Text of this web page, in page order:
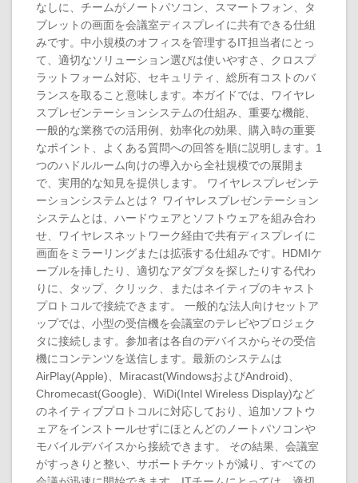
なしに、チームがノートパソコン、スマートフォン、タ
ブレットの画面を会議室ディスプレイに共有できる仕組
みです。中小規模のオフィスを管理するIT担当者にとっ
て、適切なソリューション選びは使いやすさ、クロスプ
ラットフォーム対応、セキュリティ、総所有コストのバ
ランスを取ること意味します。本ガイドでは、ワイヤレ
スプレゼンテーションシステムの仕組み、重要な機能、
一般的な業務での活用例、効率化の効果、購入時の重要
なポイント、よくある質問への回答を順に説明します。1
つのハドルルーム向けの導入から全社規模での展開ま
で、実用的な知見を提供します。 ワイヤレスプレゼンテ
ーションシステムとは？ ワイヤレスプレゼンテーション
システムとは、ハードウェアとソフトウェアを組み合わ
せ、ワイヤレスネットワーク経由で共有ディスプレイに
画面をミラーリングまたは拡張する仕組みです。HDMIケ
ーブルを挿したり、適切なアダプタを探したりする代わ
りに、タップ、クリック、またはネイティブのキャスト
プロトコルで接続できます。 一般的な法人向けセットア
ップでは、小型の受信機を会議室のテレビやプロジェク
タに接続します。参加者は各自のデバイスからその受信
機にコンテンツを送信します。最新のシステムは
AirPlay(Apple)、Miracast(WindowsおよびAndroid)、
Chromecast(Google)、WiDi(Intel Wireless Display)など
のネイティブプロトコルに対応しており、追加ソフトウ
ェアをインストールせずにほとんどのノートパソコンや
モバイルデバイスから接続できます。 その結果、会議室
がすっきりと整い、サポートチケットが減り、すべての